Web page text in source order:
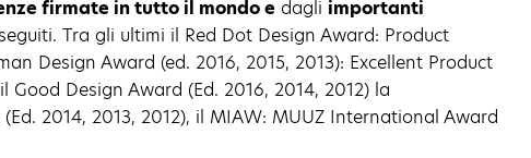
firmate in tutto il mondo e dagli importanti
Tra gli ultimi il Red Dot Design Award: Product
Design Award (ed. 2016, 2015, 2013): Excellent Product
Good Design Award (Ed. 2016, 2014, 2012) la
2014, 2013, 2012), il MIAW: MUUZ International Award